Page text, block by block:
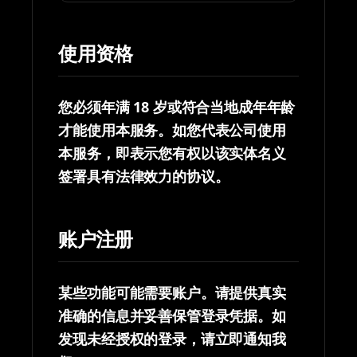
使用资格
您必须年满 18 岁或符合当地成年年龄
才能使用本服务。如您代表公司使用
本服务，即表示您有权以该实体名义
签署具有法律效力的协议。
账户注册
某些功能可能需要账户。请提供真实
准确的信息并妥善保管登录凭据。如
发现未经授权的登录，请立即通知我